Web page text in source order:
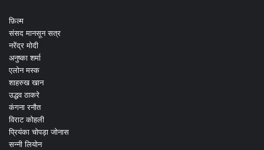
फ़िल्म
संसद मानसून सत्र
नरेंद्र मोदी
अनुष्का शर्मा
एलोन मस्क
शाहरुख खान
उद्धव ठाकरे
कंगना रनौत
विराट कोहली
प्रियंका चोपड़ा जोनास
सन्नी लियोन